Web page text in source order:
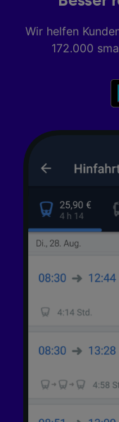
Wir helfen
172.000